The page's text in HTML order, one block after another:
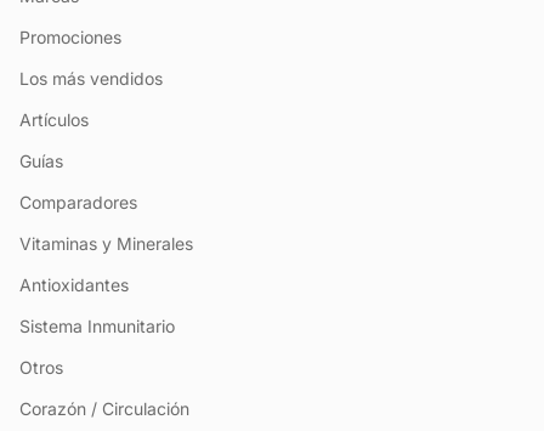
Promociones
Los más vendidos
Artículos
Guías
Comparadores
Vitaminas y Minerales
Antioxidantes
Sistema Inmunitario
Otros
Corazón / Circulación